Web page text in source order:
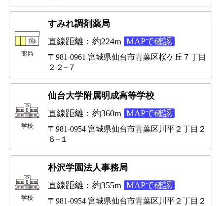
薬局
すみれ調剤薬局
直線距離：約224m MAPで確認
〒981-0961 宮城県仙台市青葉区桜ケ丘７丁目
２２−７
学校
仙台大学附属明成高等学校
直線距離：約360m MAPで確認
〒981-0954 宮城県仙台市青葉区川平２丁目２
６−１
学校
朴沢学園法人事務局
直線距離：約355m MAPで確認
〒981-0954 宮城県仙台市青葉区川平２丁目２